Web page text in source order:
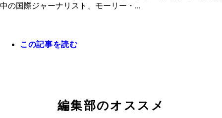
中の国際ジャーナリスト、モーリー・...
この記事を読む
編集部のオススメ